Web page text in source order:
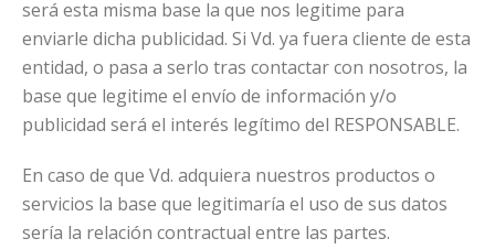
será esta misma base la que nos legitime para
enviarle dicha publicidad. Si Vd. ya fuera cliente de esta
entidad, o pasa a serlo tras contactar con nosotros, la
base que legitime el envío de información y/o
publicidad será el interés legítimo del RESPONSABLE.
En caso de que Vd. adquiera nuestros productos o
servicios la base que legitimaría el uso de sus datos
sería la relación contractual entre las partes.